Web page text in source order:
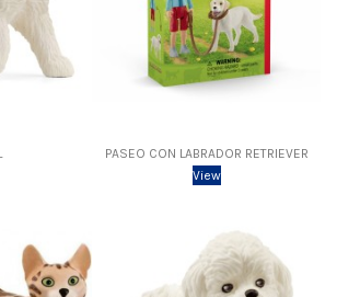
PASEO CON LABRADOR RETRIEVER
View